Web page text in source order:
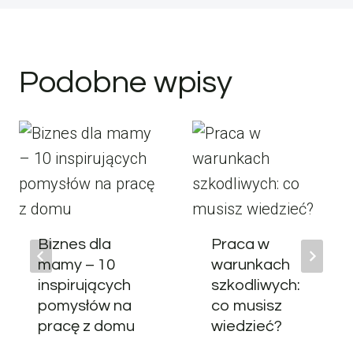
Podobne wpisy
Biznes dla
mamy – 10
inspirujących
pomysłów na
pracę z domu
Praca w
warunkach
szkodliwych:
co musisz
wiedzieć?